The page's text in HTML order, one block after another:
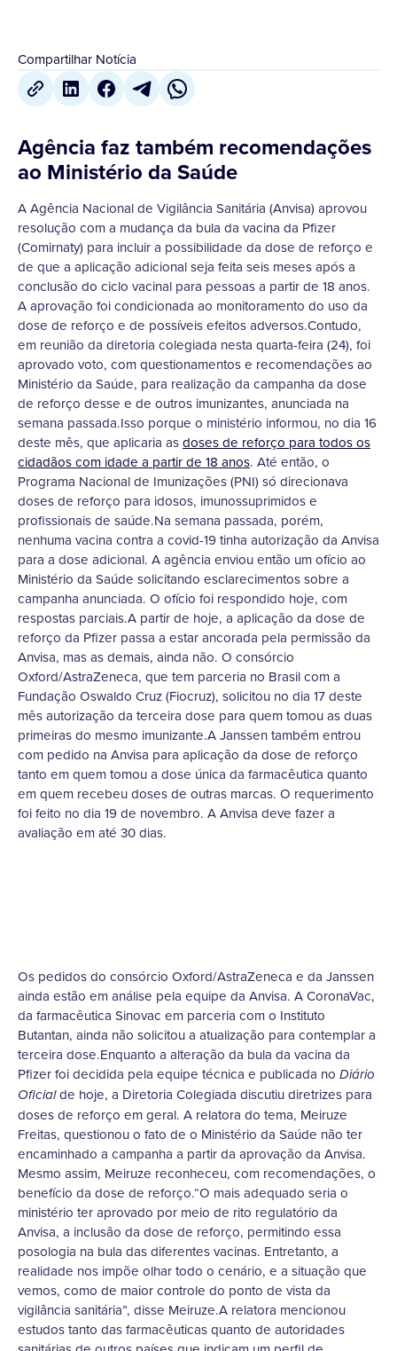
Compartilhar Notícia
Agência faz também recomendações
ao Ministério da Saúde
A Agência Nacional de Vigilância Sanitária (Anvisa) aprovou
resolução com a mudança da bula da vacina da Pfizer
(Comirnaty) para incluir a possibilidade da dose de reforço e
de que a aplicação adicional seja feita seis meses após a
conclusão do ciclo vacinal para pessoas a partir de 18 anos.
A aprovação foi condicionada ao monitoramento do uso da
dose de reforço e de possíveis efeitos adversos.Contudo,
em reunião da diretoria colegiada nesta quarta-feira (24), foi
aprovado voto, com questionamentos e recomendações ao
Ministério da Saúde, para realização da campanha da dose
de reforço desse e de outros imunizantes, anunciada na
semana passada.Isso porque o ministério informou, no dia 16
deste mês, que aplicaria asdoses de reforço para todos os
cidadãos com idade a partir de 18 anos. Até então, o
Programa Nacional de Imunizações (PNI) só direcionava
doses de reforço para idosos, imunossuprimidos e
profissionais de saúde.Na semana passada, porém,
nenhuma vacina contra a covid-19 tinha autorização da Anvisa
para a dose adicional. A agência enviou então um ofício ao
Ministério da Saúde solicitando esclarecimentos sobre a
campanha anunciada. O ofício foi respondido hoje, com
respostas parciais.A partir de hoje, a aplicação da dose de
reforço da Pfizer passa a estar ancorada pela permissão da
Anvisa, mas as demais, ainda não. O consórcio
Oxford/AstraZeneca, que tem parceria no Brasil com a
Fundação Oswaldo Cruz (Fiocruz), solicitou no dia 17 deste
mês autorização da terceira dose para quem tomou as duas
primeiras do mesmo imunizante.A Janssen também entrou
com pedido na Anvisa para aplicação da dose de reforço
tanto em quem tomou a dose única da farmacêutica quanto
em quem recebeu doses de outras marcas. O requerimento
foi feito no dia 19 de novembro. A Anvisa deve fazer a
avaliação em até 30 dias.
Os pedidos do consórcio Oxford/AstraZeneca e da Janssen
ainda estão em análise pela equipe da Anvisa. A CoronaVac,
da farmacêutica Sinovac em parceria com o Instituto
Butantan, ainda não solicitou a atualização para contemplar a
terceira dose.Enquanto a alteração da bula da vacina da
Pfizer foi decidida pela equipe técnica e publicada no Diário
Oficialde hoje, a Diretoria Colegiada discutiu diretrizes para
doses de reforço em geral. A relatora do tema, Meiruze
Freitas, questionou o fato de o Ministério da Saúde não ter
encaminhado a campanha a partir da aprovação da Anvisa.
Mesmo assim, Meiruze reconheceu, com recomendações, o
benefício da dose de reforço.“O mais adequado seria o
ministério ter aprovado por meio de rito regulatório da
Anvisa, a inclusão da dose de reforço, permitindo essa
posologia na bula das diferentes vacinas. Entretanto, a
realidade nos impõe olhar todo o cenário, e a situação que
vemos, como de maior controle do ponto de vista da
vigilância sanitária”, disse Meiruze.A relatora mencionou
estudos tanto das farmacêuticas quanto de autoridades